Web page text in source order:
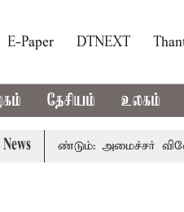
E-Paper DTNEXT
தேசியம் உலகம்
அமைச்சர் வினோத்